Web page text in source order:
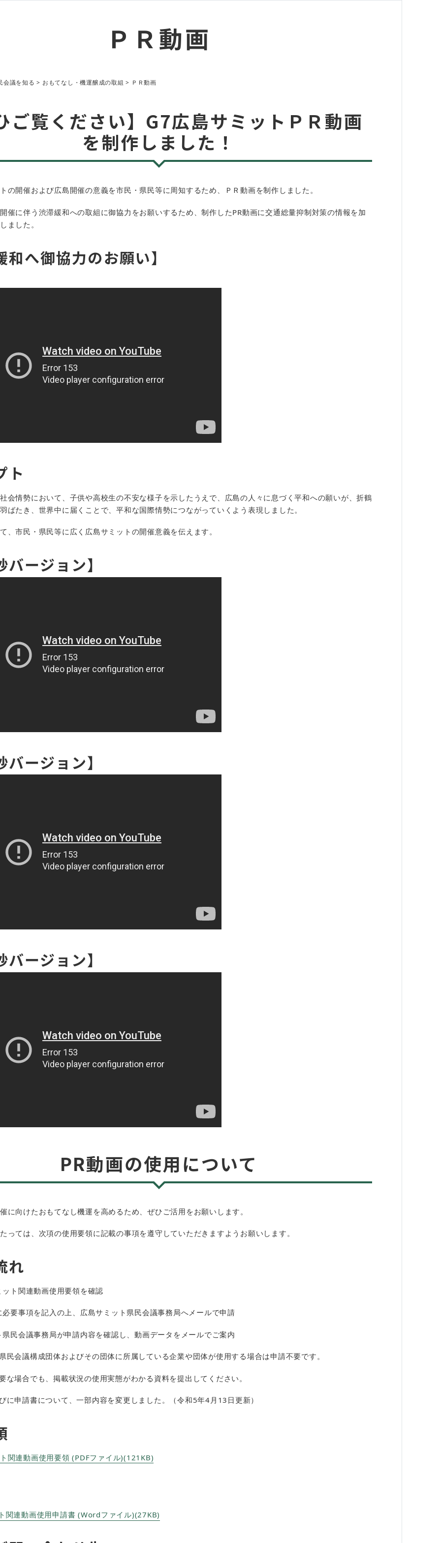
ＰＲ動画
議を知る > おもてなし・機運醸成の取組 > ＰＲ動画
ご覧ください】G7広島サミットＰＲ動画
を制作しました！
の開催および広島開催の意義を市民・県民等に周知するため、ＰＲ動画を制作しました。
催に伴う渋滞緩和への取組に御協力をお願いするため、制作したPR動画に交通総量抑制対策の情報を加
ました。
和へ御協力のお願い】
ト
会情勢において、子供や高校生の不安な様子を示したうえで、広島の人々に息づく平和への願いが、折鶴
ばたき、世界中に届くことで、平和な国際情勢につながっていくよう表現しました。
、市民・県民等に広く広島サミットの開催意義を伝えます。
ージョン】
ージョン】
ージョン】
PR動画の使用について​
に向けたおもてなし機運を高めるため、ぜひご活用をお願いします。
っては、次項の使用要領に記載の事項を遵守していただきますようお願いします。
れ​
ト関連動画使用要領を確認
要事項を記入の上、広島サミット県民会議事務局へメールで申請
民会議事務局が申請内容を確認し、動画データをメールでご案内
民会議構成団体およびその団体に所属している企業や団体が使用する場合は申請不要です。
な場合でも、掲載状況の使用実態がわかる資料を提出してください。
に申請書について、一部内容を変更しました。（令和5年4月13日更新）
関連動画使用要領 (PDFファイル)(121KB)
関連動画使用申請書 (Wordファイル)(27KB)